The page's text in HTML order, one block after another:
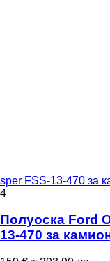
sper FSS-13-470 за
4
Полуоска Ford
13-470 за